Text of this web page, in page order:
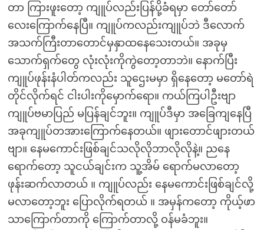
တာ ကြားဖူးတော့ ကျူပ်လည်းပြန်ပို့ခံရမှာ တော်တော်
လေးကြောက်နေပြီ။ ကျူပ်ကလည်းကျူပ်ဘဲ ဒီလောက်
အသက်ကြီးတာတောင်မှနှာထနေသေးတယ်။ အခုမှ
သောက်ရှက်တွေ လုံးလုံးကိုကွဲတော့တာဘဲ။ နောက်ပြီး
ကျူပ်ဖုန်းနံပါတ်ကလည်း သူဌေးမမှာ ရှိနေတော့ မတော်ရဲ
တိုင်လိုက်ရင် ငါးပါးကိုမှောက်ရော။ ကယ်ကြပါဦးဗျာ
ကျူပ်ဗမာပြည် မပြန်ချင်ဘူး။ ကျူပ်ဒီမှာ အခြေကျနေပြီ
အခုကျူပ်တအားကြောက်နေတယ်။ ဖျားတောင်ဖျားတယ်
ဗျာ။ နေမကောင်းဖြစ်ချင်သလိုလိုဘာလိုလိုနဲ့။ ညနေ
ရောက်တော့ သူငယ်ချင်းက သူ့အိမ် ရောက်မလာတော့
ဖုန်းဆက်လာတယ် ။ ကျူပ်လည်း နေမကောင်းဖြစ်ချင်လို့
မလာတော့ဘူး ပြောလိုက်ရတယ် ။ အမှန်ကတော့ ကိုယ့်ဖာ
သာကြောက်တာကို ကြောက်တာလို့ ဝန်မခံဘူး။